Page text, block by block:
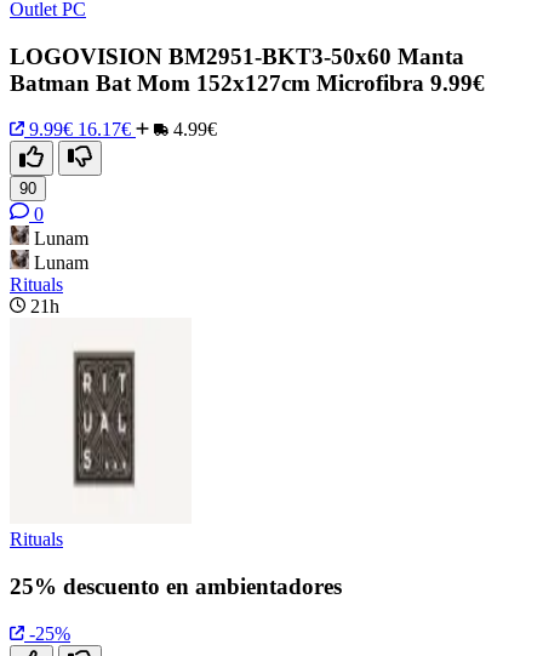
Outlet PC
LOGOVISION BM2951-BKT3-50x60 Manta
Batman Bat Mom 152x127cm Microfibra 9.99€
9.99€ 16.17€ 4.99€
90
0
Lunam
Lunam
Rituals
21h
Rituals
25% descuento en ambientadores
-25%